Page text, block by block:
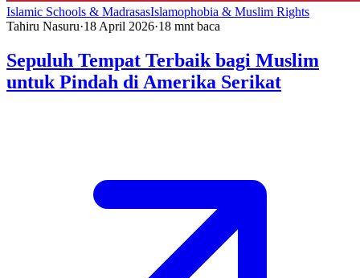
Islamic Schools & MadrasasIslamophobia & Muslim Rights
Tahiru Nasuru·18 April 2026·18 mnt baca
Sepuluh Tempat Terbaik bagi Muslim
untuk Pindah di Amerika Serikat